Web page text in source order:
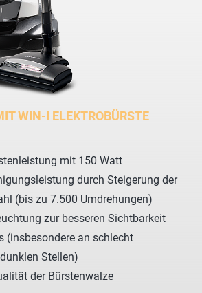
WIN-I ELEKTROBÜRSTE
mit 150 Watt
durch Steigerung der
(bis zu 7.500 Umdrehungen)
zur besseren Sichtbarkeit
(insbesondere an schlecht
Stellen)
der Bürstenwalze